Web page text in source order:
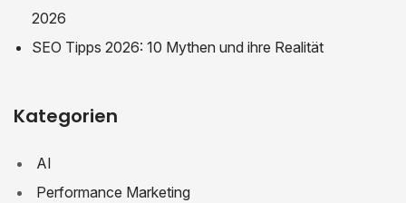
2026
SEO Tipps 2026: 10 Mythen und ihre Realität
Kategorien
AI
Performance Marketing